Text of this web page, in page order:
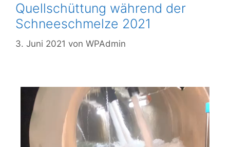
Quellschüttung während der
Schneeschmelze 2021
3. Juni 2021 von WPAdmin
Video-
Player